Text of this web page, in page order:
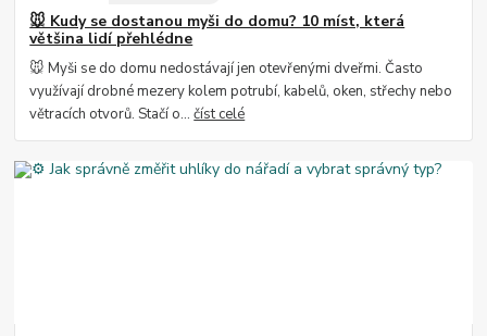
🐭 Kudy se dostanou myši do domu? 10 míst, která
většina lidí přehlédne
🐭 Myši se do domu nedostávají jen otevřenými dveřmi. Často
využívají drobné mezery kolem potrubí, kabelů, oken, střechy nebo
větracích otvorů. Stačí o...číst celé